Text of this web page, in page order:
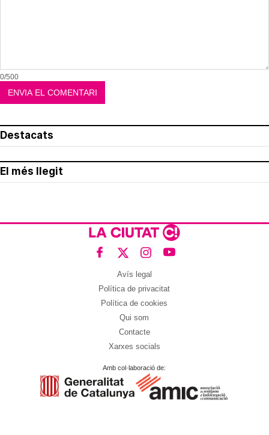
0/500
Destacats
El més llegit
Avís legal
Política de privacitat
Política de cookies
Qui som
Contacte
Xarxes socials
Amb col·laboració de: